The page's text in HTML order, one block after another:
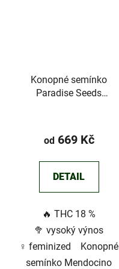
Konopné semínko
Paradise Seeds
od669 Kč
DETAIL
🔥 THC 18 %
🥦 vysoký výnos
♀️ feminized Konopné
semínko Mendocino